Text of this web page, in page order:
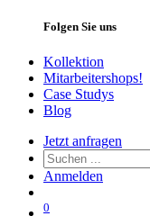
Folgen Sie uns
Kollektion
Mitarbeitershops!
Case Studys
Blog
Jetzt anfragen
Anmelden
0